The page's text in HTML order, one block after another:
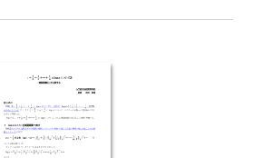
で，これに答えるべく考
作成されています。ワード
く表示するためには，
ィタ」が導入されているこ
無償ダウンロードはこちら→